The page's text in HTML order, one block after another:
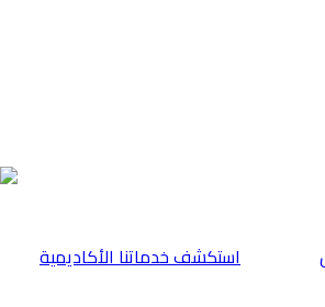
⁠استكشف خدماتنا الأكاديمية